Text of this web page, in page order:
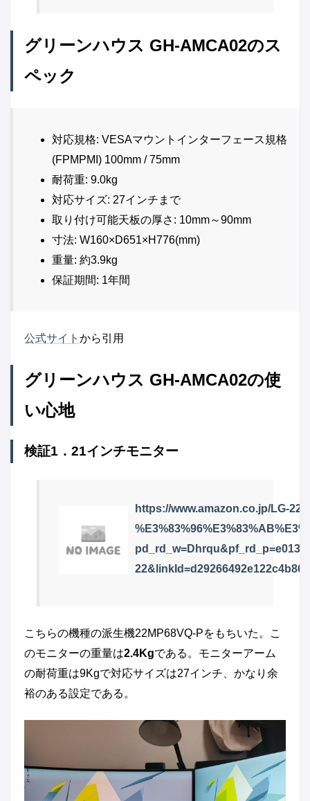
グリーンハウス GH-AMCA02のス
ペック
対応規格: VESAマウントインターフェース規格
(FPMPMI) 100mm / 75mm
耐荷重: 9.0kg
対応サイズ: 27インチまで
取り付け可能天板の厚さ: 10mm～90mm
寸法: W160×D651×H776(mm)
重量: 約3.9kg
保証期間: 1年間
公式サイト から引用
グリーンハウス GH-AMCA02の使
い心地
検証1．21インチモニター
https://www.amazon.co.jp/LG-
こちらの機種の派生機22MP68VQ-Pをもちいた。こ
のモニターの重量は2.4Kgである。モニターアーム
の耐荷重は9Kgで対応サイズは27インチ、かなり余
裕のある設定である。